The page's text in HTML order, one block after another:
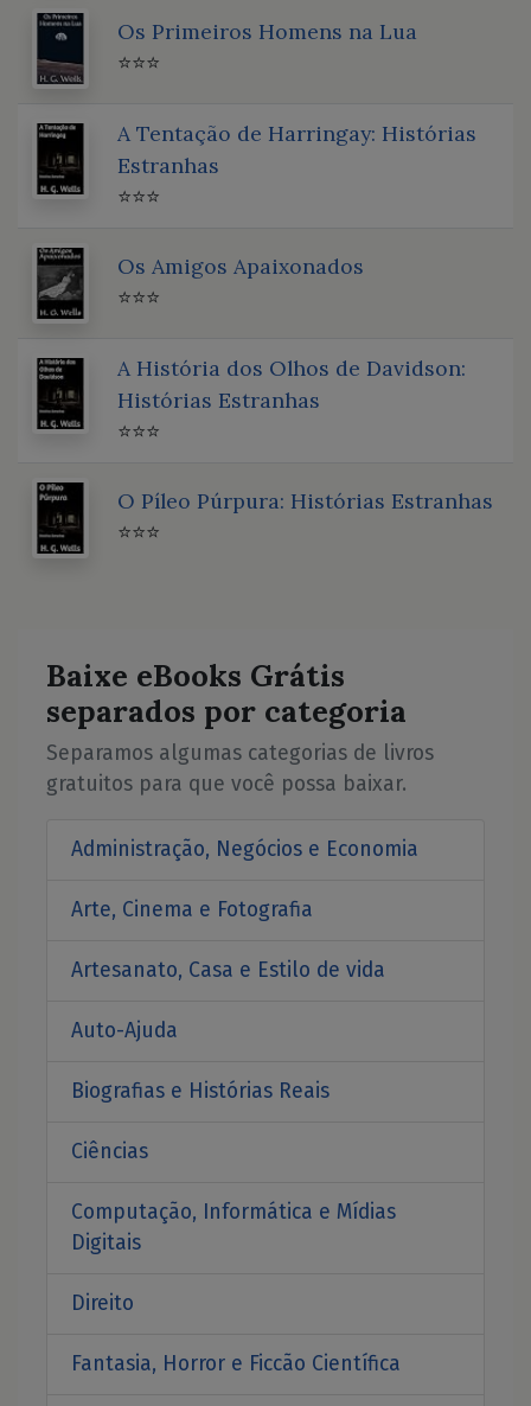
Os Primeiros Homens na Lua
⭐⭐⭐
A Tentação de Harringay: Histórias
Estranhas
⭐⭐⭐
Os Amigos Apaixonados
⭐⭐⭐
A História dos Olhos de Davidson:
Histórias Estranhas
⭐⭐⭐
O Píleo Púrpura: Histórias Estranhas
⭐⭐⭐
Baixe eBooks Grátis
separados por categoria
Separamos algumas categorias de livros
gratuitos para que você possa baixar.
Administração, Negócios e Economia
Arte, Cinema e Fotografia
Artesanato, Casa e Estilo de vida
Auto-Ajuda
Biografias e Histórias Reais
Ciências
Computação, Informática e Mídias
Digitais
Direito
Fantasia, Horror e Ficcão Científica